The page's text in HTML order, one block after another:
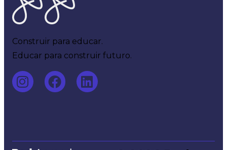
Construir para educar.
Educar para construir futuro.